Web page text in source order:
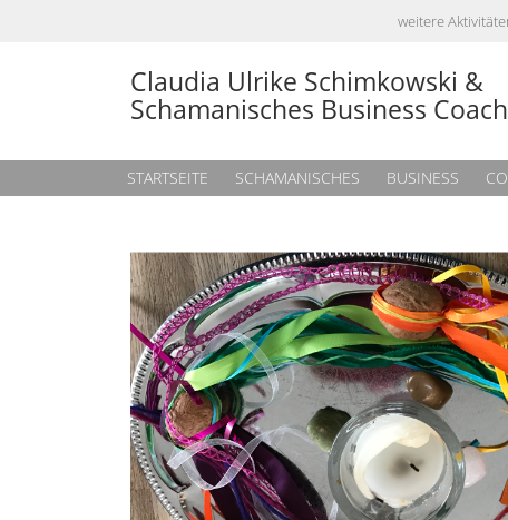
weitere
Claudia Ulrike Schimkowski &
Schamanisches Business
STARTSEITE SCHAMANISCHES BUSINESS